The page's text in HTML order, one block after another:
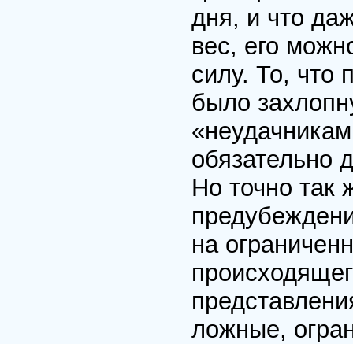
дня, и что
вес, его
силу. То, что
было
обязательно
Но точно так
на
ложные,